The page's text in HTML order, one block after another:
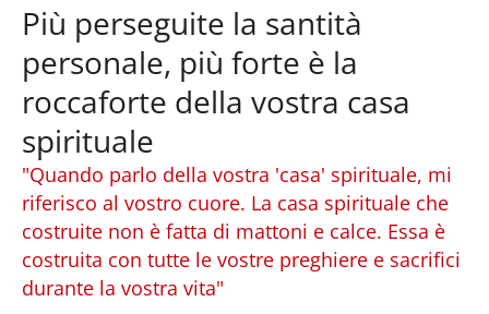
Più perseguite la santità
personale, più forte è la
roccaforte della vostra casa
spirituale
"Quando parlo della vostra 'casa' spirituale, mi
riferisco al vostro cuore. La casa spirituale che
costruite non è fatta di mattoni e calce. Essa è
costruita con tutte le vostre preghiere e sacrifici
durante la vostra vita"